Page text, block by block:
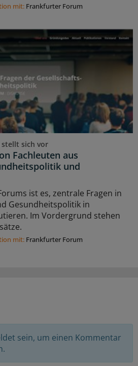
mit: Frankfurter Forum
stellt sich vor
Fachleuten aus
und
ist es, zentrale Fragen in
Gesundheitspolitik in
Im Vordergrund stehen
mit: Frankfurter Forum
sein, um einen Kommentar